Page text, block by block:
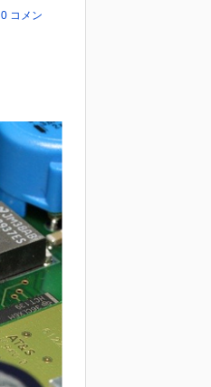
0 コメン